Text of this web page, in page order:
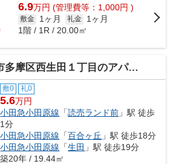
6.9万円 (管理費等：1,000円 )
敷金 1ヶ月 礼金
1ヶ月
1階 / 1R / 20.00㎡
多摩区西生田１丁目のアパート
敷0 礼0
5.6万円
小田急小田原線 「読売ランド前 」駅 徒歩
1分
小田急小田原線 「百合ヶ丘 」駅 徒歩18分
小田急小田原線 「生田 」駅 徒歩19分
築20年 / 19.44㎡